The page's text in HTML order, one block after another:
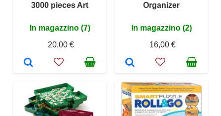
3000 pieces Art
In magazzino (7)
20,00 €
Organizer
In magazzino (2)
16,00 €